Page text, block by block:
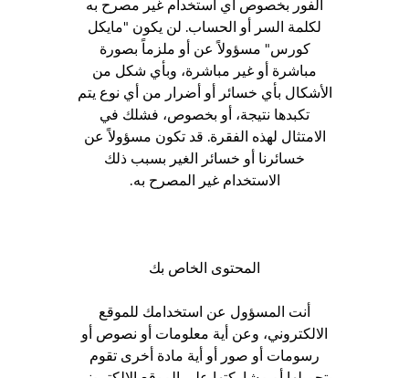
لكلمة السر أو الحساب. لن يكون "مايكل
كورس" مسؤولاً عن أو ملزماً بصورة
مباشرة أو غير مباشرة، وبأي شكل من
الأشكال بأي خسائر أو أضرار من أي نوع يتم
تكبدها نتيجة، أو بخصوص، فشلك في
الامتثال لهذه الفقرة. قد تكون مسؤولاً عن
خسائرنا أو خسائر الغير بسبب ذلك
الاستخدام غير المصرح به.
المحتوى الخاص بك
أنت المسؤول عن استخدامك للموقع
الالكتروني، وعن أية معلومات أو نصوص أو
رسومات أو صور أو أية مادة أخرى تقوم